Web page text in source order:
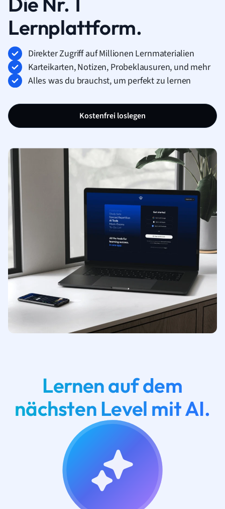
Lernplattform.
Direkter Zugriff auf Millionen Lernmaterialien
Karteikarten, Notizen, Probeklausuren, und mehr
Alles was du brauchst, um perfekt zu lernen
Kostenfrei loslegen
Lernen auf dem
nächsten Level mit AI.